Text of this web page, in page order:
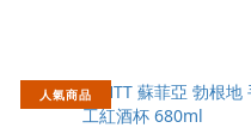
人氣商品